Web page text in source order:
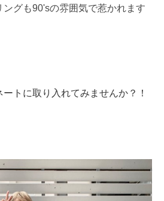
グも90'sの雰囲気で惹かれます
トに取り入れてみませんか？！